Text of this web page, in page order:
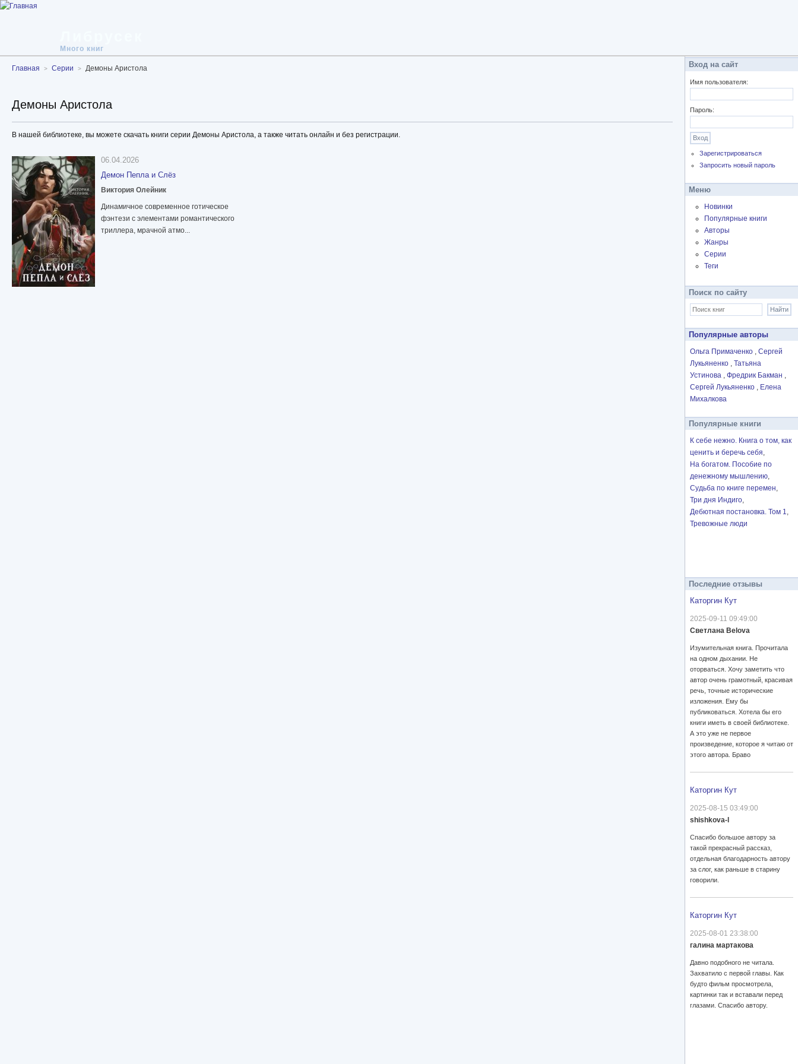
Много книг
Главная Серии Демоны Аристола
Демоны Аристола
В нашей библиотеке, вы можете скачать книги серии Демоны Аристола, а также читать онлайн и без регистрации.
06.04.2026
Демон Пепла и Слёз
Виктория Олейник
Динамичное современное готическое
фэнтези с элементами романтического
триллера, мрачной атмо...
Вход на сайт
Имя пользователя:
Пароль:
Зарегистрироваться
Запросить новый пароль
Меню
Новинки
Популярные книги
Авторы
Жанры
Серии
Теги
Поиск по сайту
Популярные авторы
Ольга Примаченко
Сергей
Лукьяненко
Татьяна
Устинова
Фредрик Бакман
Сергей Лукьяненко
Елена
Михалкова
Популярные книги
К себе нежно. Книга о том, как
ценить и беречь себя
На богатом. Пособие по
денежному мышлению
Судьба по книге перемен
Три дня Индиго
Дебютная постановка. Том 1
Тревожные люди
Последние отзывы
Каторгин Кут
2025-09-11 09:49:00
Светлана Belova
Изумительная книга. Прочитала
на одном дыхании. Не
оторваться. Хочу заметить что
автор очень грамотный, красивая
речь, точные исторические
изложения. Ему бы
публиковаться. Хотела бы его
книги иметь в своей библиотеке.
А это уже не первое
произведение, которое я читаю от
этого автора. Браво
Каторгин Кут
2025-08-15 03:49:00
shishkova-l
Спасибо большое автору за
такой прекрасный рассказ,
отдельная благодарность автору
за слог, как раньше в старину
говорили.
Каторгин Кут
2025-08-01 23:38:00
галина мартакова
Давно подобного не читала.
Захватило с первой главы. Как
будто фильм просмотрела,
картинки так и вставали перед
глазами. Спасибо автору.